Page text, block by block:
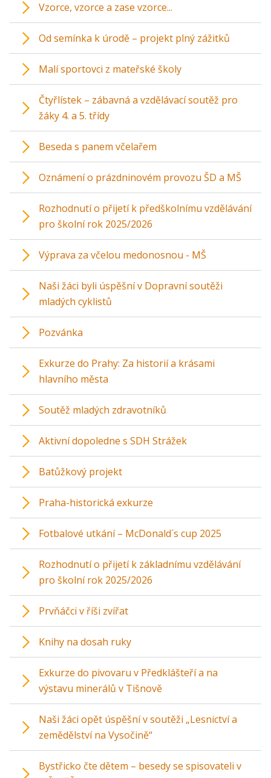
Vzorce, vzorce a zase vzorce...
Od semínka k úrodě – projekt plný zážitků
Malí sportovci z mateřské školy
Čtyřlístek – zábavná a vzdělávací soutěž pro
žáky 4. a 5. třídy
Beseda s panem včelařem
Oznámení o prázdninovém provozu ŠD a MŠ
Rozhodnutí o přijetí k předškolnímu vzdělávání
pro školní rok 2025/2026
Výprava za včelou medonosnou - MŠ
Naši žáci byli úspěšní v Dopravní soutěži
mladých cyklistů
Pozvánka
Exkurze do Prahy: Za historií a krásami
hlavního města
Soutěž mladých zdravotníků
Aktivní dopoledne s SDH Strážek
Batůžkový projekt
Praha-historická exkurze
Fotbalové utkání – McDonald´s cup 2025
Rozhodnutí o přijetí k základnímu vzdělávání
pro školní rok 2025/2026
Prvňáčci v říši zvířat
Knihy na dosah ruky
Exkurze do pivovaru v Předklášteří a na
výstavu minerálů v Tišnově
Naši žáci opět úspěšní v soutěži „Lesnictví a
zemědělství na Vysočině“
Bystřicko čte dětem – besedy se spisovateli v